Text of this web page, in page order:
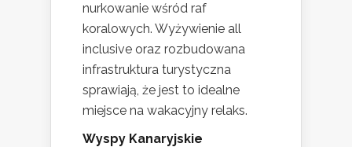
nurkowanie wśród raf
koralowych. Wyżywienie all
inclusive oraz rozbudowana
infrastruktura turystyczna
sprawiają, że jest to idealne
miejsce na wakacyjny relaks.
Wyspy Kanaryjskie